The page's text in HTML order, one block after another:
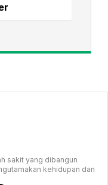
sakit yang dibangun
kehidupan dan